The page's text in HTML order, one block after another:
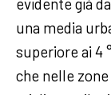
evidente già
una media
superiore ai 4
che nelle